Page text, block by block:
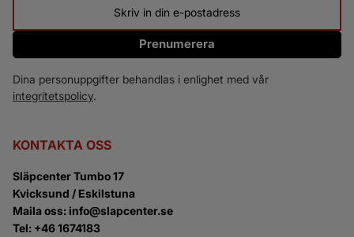
Prenumerera
Dina personuppgifter behandlas i enlighet med vår
integritetspolicy.
KONTAKTA OSS
Släpcenter Tumbo 17
Kvicksund / Eskilstuna
Maila oss: info@slapcenter.se
Tel: +46 1674183